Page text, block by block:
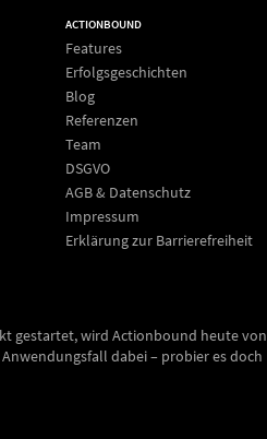
ACTIONBOUND
Features
Erfolgsgeschichten
Blog
Referenzen
Team
DSGVO
AGB & Datenschutz
Impressum
Erklärung zur Barrierefreiheit
gestartet, wird Actionbound heute von
dabei – probier es doch